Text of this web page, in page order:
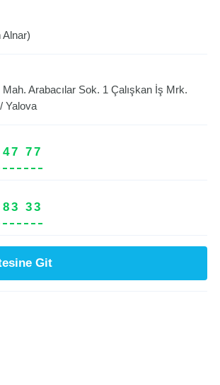
Arabacılar Sok. 1 Çalışkan İş Mrk.
/ Yalova
77
33
Git